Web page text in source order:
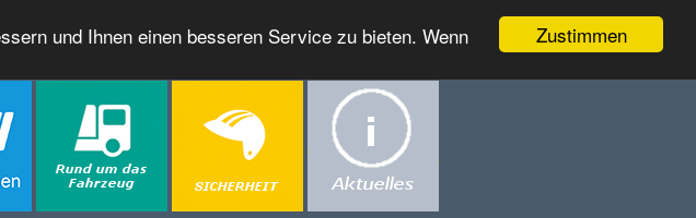
Zustimmen
und Ihnen einen besseren Service zu bieten. Wenn